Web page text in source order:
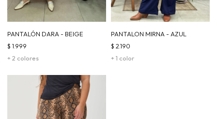
PANTALÓN DARA - BEIGE
+ 2 colores
$ 1.999
PANTALON MIRNA - AZUL
+ 1 color
$ 2.190